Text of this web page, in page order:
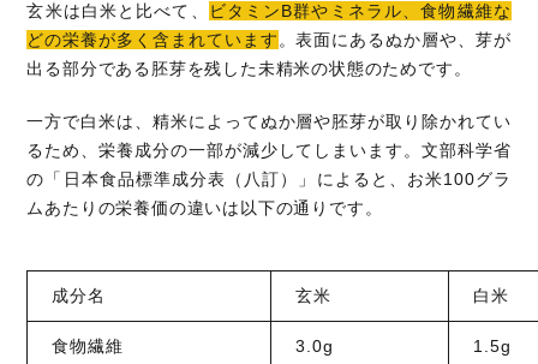
玄米は白米と比べて、
ビタミンB群やミネラル、食物繊維な
どの栄養が多く含まれています 。表面にあるぬか層や、芽が
出る部分である胚芽を残した未精米の状態のためです。
一方で白米は、精米によってぬか層や胚芽が取り除かれてい
るため、栄養成分の一部が減少してしまいます。文部科学省
の「日本食品標準成分表（八訂）」によると、お米100グラ
ムあたりの栄養価の違いは以下の通りです。
成分名 玄米 白米
食物繊維 3.0g 1.5g